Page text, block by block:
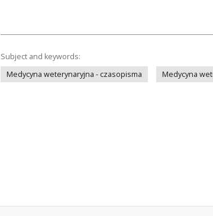
Subject and keywords:
Medycyna weterynaryjna - czasopisma
Medycyna